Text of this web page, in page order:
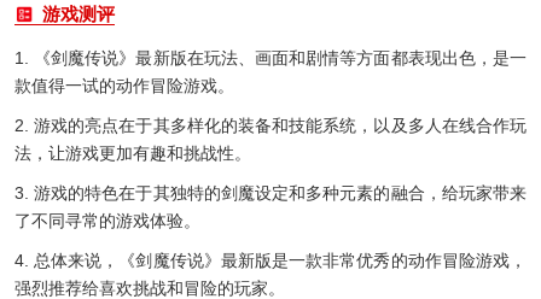
游戏测评
1. 《剑魔传说》最新版在玩法、画面和剧情等方面都表现出色，是一
款值得一试的动作冒险游戏。
2. 游戏的亮点在于其多样化的装备和技能系统，以及多人在线合作玩
法，让游戏更加有趣和挑战性。
3. 游戏的特色在于其独特的剑魔设定和多种元素的融合，给玩家带来
了不同寻常的游戏体验。
4. 总体来说，《剑魔传说》最新版是一款非常优秀的动作冒险游戏，
强烈推荐给喜欢挑战和冒险的玩家。